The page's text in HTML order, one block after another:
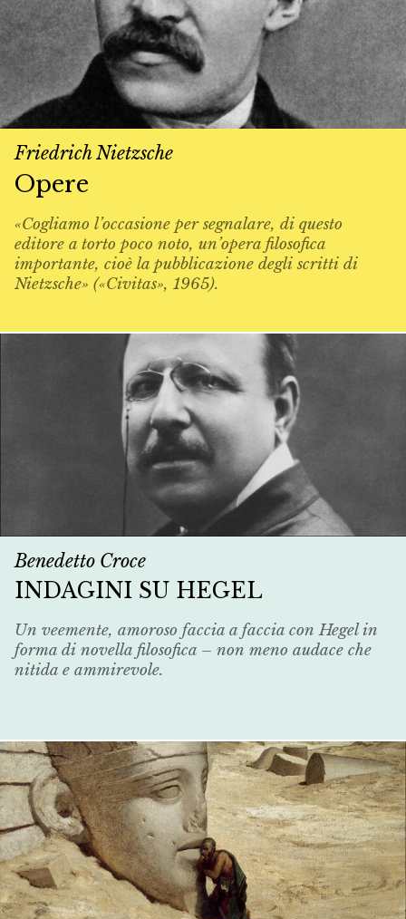
Friedrich Nietzsche
Opere
«Cogliamo l’occasione per segnalare, di questo
editore a torto poco noto, un’opera filosofica
importante, cioè la pubblicazione degli scritti di
Nietzsche» («Civitas», 1965).
Benedetto Croce
INDAGINI SU HEGEL
Un veemente, amoroso faccia a faccia con Hegel in
forma di novella filosofica – non meno audace che
nitida e ammirevole.